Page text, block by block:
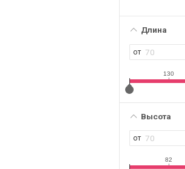
Длина
130
Высота
82